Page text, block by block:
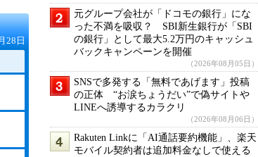
28日
元グループ会社が「ドコモの銀行」にな
った不満を吸収？ SBI新生銀行が「SBI
の銀行」として最大5.2万円のキャッシュ
バックキャンペーンを開催
（2026年08月05日）
SNSで多発する「無料であげます」投稿
の正体 “お涙ちょうだい”で偽サイトや
LINEへ誘導するカラクリ
（2026年08月06日）
Rakuten Linkに「AI通話要約機能」、楽天
モバイル契約者は追加料金なしで使える